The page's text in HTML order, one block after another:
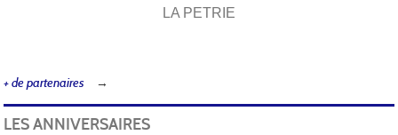
+ de partenaires
LES ANNIVERSAIRES